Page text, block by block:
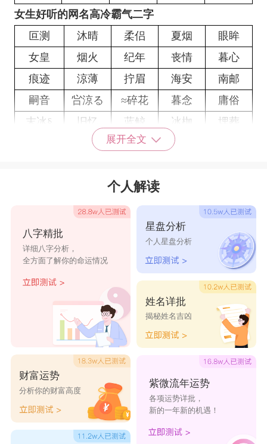
女生好听的网名高冷霸气二字
叵测
沐晴 柔侣 夏烟
眼眸
女皇
烟火 纪年 丧情
暮心
痕迹
涼薄 拧眉 海安
南邮
嗣音
吢涼る ≈碎花 暮念
庸俗
末冰§
旧忆 蓝鲸 冰枷
埋葬
空瞳 孤存 初遇
佞臣
娇詞 淤浪 饮舟
服软
绣羽
邮友
阴霾
鱼芗
闻枯
烟柳 嘤甜 蚀妆
展开全文
个人解读
八字精批
详细八字分析，
全方面了解你的命运情况
财富运势
分析你的财富高度
星盘分析
个人星盘分析
姓名详批
揭秘姓名吉凶
紫微流年运势
各项运势详批，
新的一年新的机遇！